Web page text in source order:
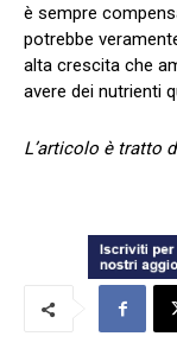
è sempre
potrebbe
alta crescita che
avere dei nutrienti
L’articolo è tratto